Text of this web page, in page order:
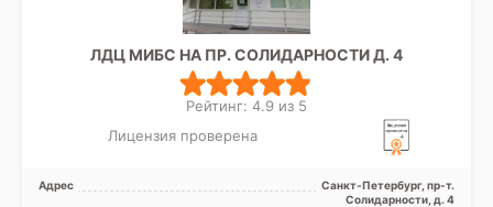
ЛДЦ МИБС НА ПР. СОЛИДАРНОСТИ Д. 4
Рейтинг: 4.9 из 5
Лицензия проверена
Адрес
Санкт-Петербург, пр-т.
Солидарности, д. 4